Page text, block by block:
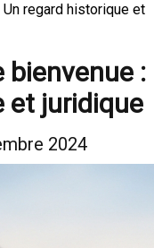
regard historique et
bienvenue :
et juridique
2024